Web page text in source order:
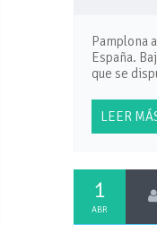
Pamplona
España.
que se
LEER
1
ABR